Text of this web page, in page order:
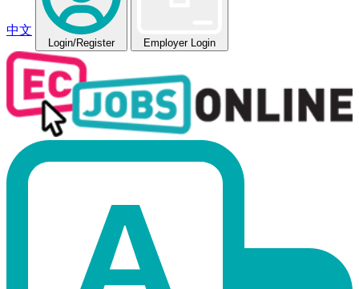
中文
Login/Register Employer Login